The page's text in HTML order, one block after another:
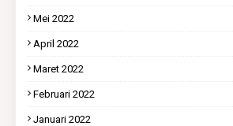
Mei 2022
April 2022
Maret 2022
Februari 2022
Januari 2022